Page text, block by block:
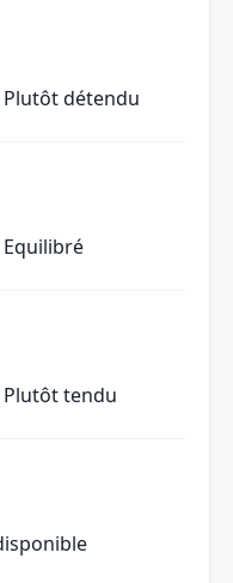
Plutôt détendu
Equilibré
Plutôt tendu